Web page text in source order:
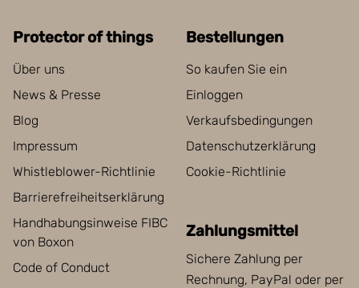
Protector of things
Über uns
News & Presse
Blog
Impressum
Whistleblower-Richtlinie
Barrierefreiheitserklärung
Handhabungsinweise FIBC
von Boxon
Code of Conduct
Bestellungen
So kaufen Sie ein
Einloggen
Verkaufsbedingungen
Datenschutzerklärung
Cookie-Richtlinie
Zahlungsmittel
Sichere Zahlung per
Rechnung, PayPal oder per